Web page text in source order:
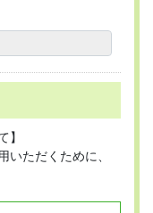
】
いただくために、